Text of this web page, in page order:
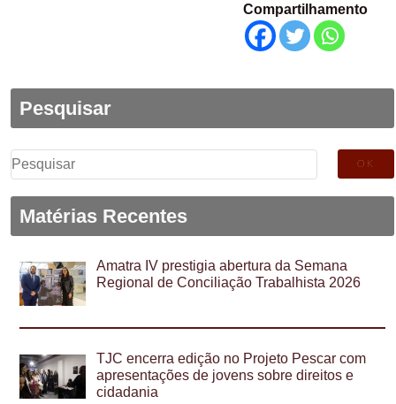
Compartilhamento
Pesquisar
Pesquisar
por:
Matérias Recentes
Amatra IV prestigia abertura da Semana
Regional de Conciliação Trabalhista 2026
TJC encerra edição no Projeto Pescar com
apresentações de jovens sobre direitos e
cidadania